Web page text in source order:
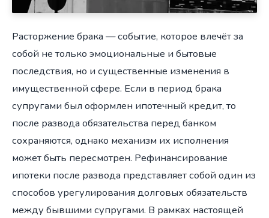
Расторжение брака — событие, которое влечёт за
собой не только эмоциональные и бытовые
последствия, но и существенные изменения в
имущественной сфере. Если в период брака
супругами был оформлен ипотечный кредит, то
после развода обязательства перед банком
сохраняются, однако механизм их исполнения
может быть пересмотрен. Рефинансирование
ипотеки после развода представляет собой один из
способов урегулирования долговых обязательств
между бывшими супругами. В рамках настоящей